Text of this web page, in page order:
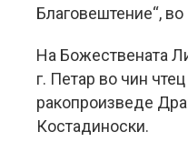
Благовештение“,
На Божествената
г. Петар во чин
ракопроизведе
Костадиноски.